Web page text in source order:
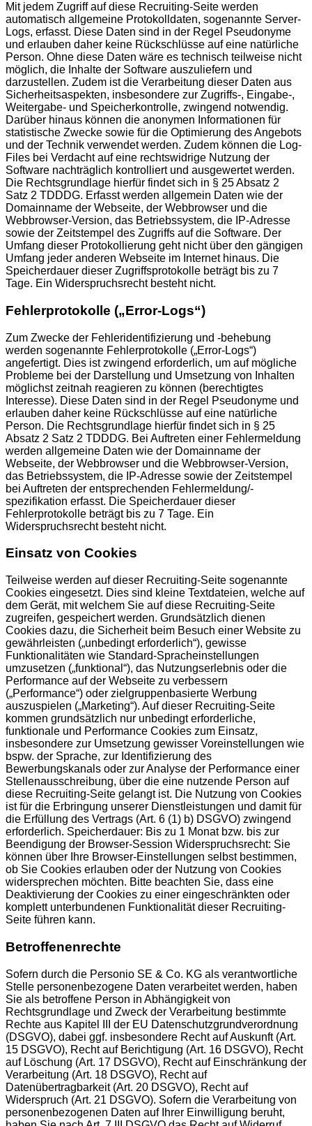
Mit jedem Zugriff auf diese Recruiting-Seite werden
automatisch allgemeine Protokolldaten, sogenannte Server-
Logs, erfasst. Diese Daten sind in der Regel Pseudonyme
und erlauben daher keine Rückschlüsse auf eine natürliche
Person. Ohne diese Daten wäre es technisch teilweise nicht
möglich, die Inhalte der Software auszuliefern und
darzustellen. Zudem ist die Verarbeitung dieser Daten aus
Sicherheitsaspekten, insbesondere zur Zugriffs-, Eingabe-,
Weitergabe- und Speicherkontrolle, zwingend notwendig.
Darüber hinaus können die anonymen Informationen für
statistische Zwecke sowie für die Optimierung des Angebots
und der Technik verwendet werden. Zudem können die Log-
Files bei Verdacht auf eine rechtswidrige Nutzung der
Software nachträglich kontrolliert und ausgewertet werden.
Die Rechtsgrundlage hierfür findet sich in § 25 Absatz 2
Satz 2 TDDDG. Erfasst werden allgemein Daten wie der
Domainname der Webseite, der Webbrowser und die
Webbrowser-Version, das Betriebssystem, die IP-Adresse
sowie der Zeitstempel des Zugriffs auf die Software. Der
Umfang dieser Protokollierung geht nicht über den gängigen
Umfang jeder anderen Webseite im Internet hinaus. Die
Speicherdauer dieser Zugriffsprotokolle beträgt bis zu 7
Tage. Ein Widerspruchsrecht besteht nicht.
Fehlerprotokolle („Error-Logs“)
Zum Zwecke der Fehleridentifizierung und -behebung
werden sogenannte Fehlerprotokolle („Error-Logs“)
angefertigt. Dies ist zwingend erforderlich, um auf mögliche
Probleme bei der Darstellung und Umsetzung von Inhalten
möglichst zeitnah reagieren zu können (berechtigtes
Interesse). Diese Daten sind in der Regel Pseudonyme und
erlauben daher keine Rückschlüsse auf eine natürliche
Person. Die Rechtsgrundlage hierfür findet sich in § 25
Absatz 2 Satz 2 TDDDG. Bei Auftreten einer Fehlermeldung
werden allgemeine Daten wie der Domainname der
Webseite, der Webbrowser und die Webbrowser-Version,
das Betriebssystem, die IP-Adresse sowie der Zeitstempel
bei Auftreten der entsprechenden Fehlermeldung/-
spezifikation erfasst. Die Speicherdauer dieser
Fehlerprotokolle beträgt bis zu 7 Tage. Ein
Widerspruchsrecht besteht nicht.
Einsatz von Cookies
Teilweise werden auf dieser Recruiting-Seite sogenannte
Cookies eingesetzt. Dies sind kleine Textdateien, welche auf
dem Gerät, mit welchem Sie auf diese Recruiting-Seite
zugreifen, gespeichert werden. Grundsätzlich dienen
Cookies dazu, die Sicherheit beim Besuch einer Website zu
gewährleisten („unbedingt erforderlich“), gewisse
Funktionalitäten wie Standard-Spracheinstellungen
umzusetzen („funktional“), das Nutzungserlebnis oder die
Performance auf der Webseite zu verbessern
(„Performance“) oder zielgruppenbasierte Werbung
auszuspielen („Marketing“). Auf dieser Recruiting-Seite
kommen grundsätzlich nur unbedingt erforderliche,
funktionale und Performance Cookies zum Einsatz,
insbesondere zur Umsetzung gewisser Voreinstellungen wie
bspw. der Sprache, zur Identifizierung des
Bewerbungskanals oder zur Analyse der Performance einer
Stellenausschreibung, über die eine nutzende Person auf
diese Recruiting-Seite gelangt ist. Die Nutzung von Cookies
ist für die Erbringung unserer Dienstleistungen und damit für
die Erfüllung des Vertrags (Art. 6 (1) b) DSGVO) zwingend
erforderlich. Speicherdauer: Bis zu 1 Monat bzw. bis zur
Beendigung der Browser-Session Widerspruchsrecht: Sie
können über Ihre Browser-Einstellungen selbst bestimmen,
ob Sie Cookies erlauben oder der Nutzung von Cookies
widersprechen möchten. Bitte beachten Sie, dass eine
Deaktivierung der Cookies zu einer eingeschränkten oder
komplett unterbundenen Funktionalität dieser Recruiting-
Seite führen kann.
Betroffenenrechte
Sofern durch die Personio SE & Co. KG als verantwortliche
Stelle personenbezogene Daten verarbeitet werden, haben
Sie als betroffene Person in Abhängigkeit von
Rechtsgrundlage und Zweck der Verarbeitung bestimmte
Rechte aus Kapitel III der EU Datenschutzgrundverordnung
(DSGVO), dabei ggf. insbesondere Recht auf Auskunft (Art.
15 DSGVO), Recht auf Berichtigung (Art. 16 DSGVO), Recht
auf Löschung (Art. 17 DSGVO), Recht auf Einschränkung der
Verarbeitung (Art. 18 DSGVO), Recht auf
Datenübertragbarkeit (Art. 20 DSGVO), Recht auf
Widerspruch (Art. 21 DSGVO). Sofern die Verarbeitung von
personenbezogenen Daten auf Ihrer Einwilligung beruht,